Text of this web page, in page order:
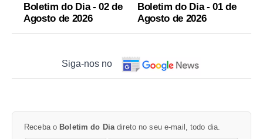
Boletim do Dia - 02 de
Agosto de 2026
Boletim do Dia - 01 de
Agosto de 2026
Siga-nos no
Receba o Boletim do Dia direto no seu e-mail, todo dia.